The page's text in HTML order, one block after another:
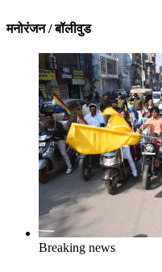
मनोरंजन / बॉलीवुड
Breaking news